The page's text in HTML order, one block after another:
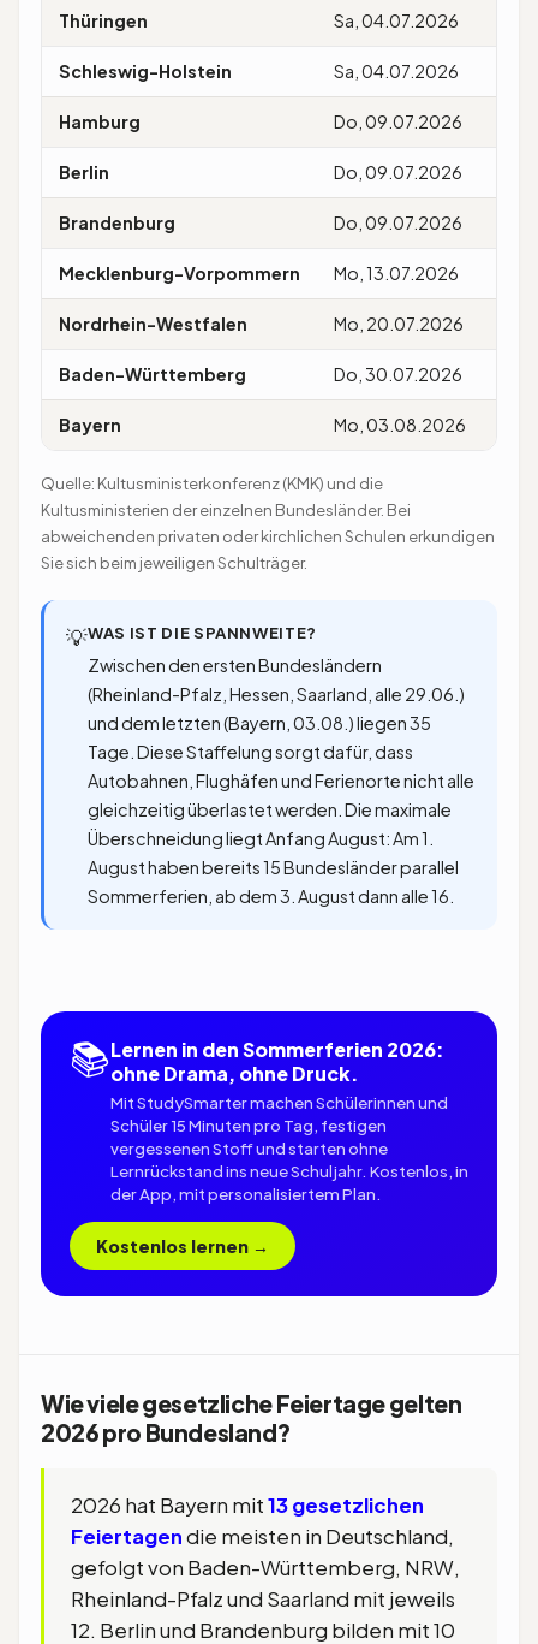
Thüringen Sa, 04.07.2026
Schleswig-Holstein Sa, 04.07.2026
Hamburg Do, 09.07.2026
Berlin Do, 09.07.2026
Brandenburg Do, 09.07.2026
Mecklenburg-Vorpommern Mo, 13.07.2026
Nordrhein-Westfalen Mo, 20.07.2026
Baden-Württemberg Do, 30.07.2026
Bayern Mo, 03.08.2026
Quelle: Kultusministerkonferenz (KMK) und die
Kultusministerien der einzelnen Bundesländer. Bei
abweichenden privaten oder kirchlichen Schulen erkundigen
Sie sich beim jeweiligen Schulträger.
💡WAS IST DIE SPANNWEITE?
Zwischen den ersten Bundesländern
(Rheinland-Pfalz, Hessen, Saarland, alle 29.06.)
und dem letzten (Bayern, 03.08.) liegen 35
Tage. Diese Staffelung sorgt dafür, dass
Autobahnen, Flughäfen und Ferienorte nicht alle
gleichzeitig überlastet werden. Die maximale
Überschneidung liegt Anfang August: Am 1.
August haben bereits 15 Bundesländer parallel
Sommerferien, ab dem 3. August dann alle 16.
📚Lernen in den Sommerferien 2026:
ohne Drama, ohne Druck.
Mit StudySmarter machen Schülerinnen und
Schüler 15 Minuten pro Tag, festigen
vergessenen Stoff und starten ohne
Lernrückstand ins neue Schuljahr. Kostenlos, in
der App, mit personalisiertem Plan.
Kostenlos lernen →
Wie viele gesetzliche Feiertage gelten
2026 pro Bundesland?
2026 hat Bayern mit13 gesetzlichen
Feiertagendie meisten in Deutschland,
gefolgt von Baden-Württemberg, NRW,
Rheinland-Pfalz und Saarland mit jeweils
12. Berlin und Brandenburg bilden mit 10